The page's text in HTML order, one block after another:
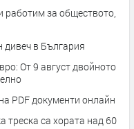
работим за обществото,
дивеч в България
От 9 август двойното
PDF документи онлайн
треска са хората над 60